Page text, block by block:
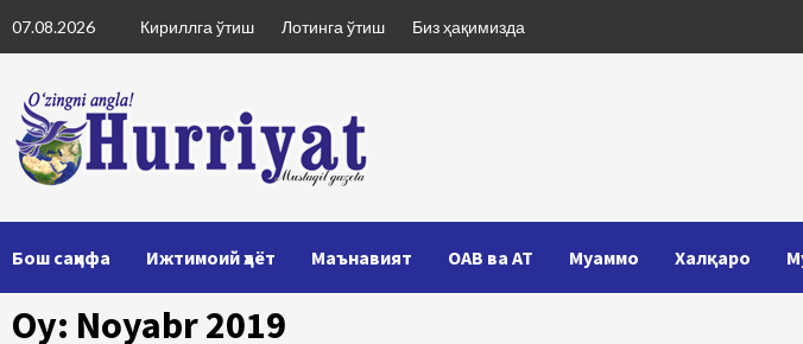
to
07.08.2026 Кириллга ўтиш Лотинга ўтиш Биз ҳақимизда
Бош саҳифа Ижтимоий ҳаёт Маънавият ОАВ ва АТ Муаммо Халқаро
Oy: Noyabr 2019